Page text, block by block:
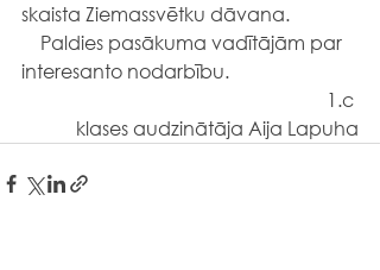
skaista Ziemassvētku dāvana.
Paldies pasākuma vadītājām par
interesanto nodarbību.
1.c
klases audzinātāja Aija Lapuha